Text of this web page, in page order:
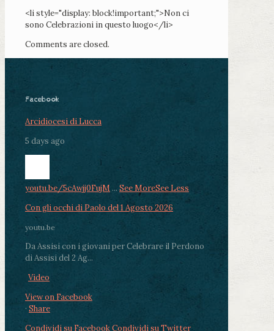
<li style="display: block!important;">Non ci
sono Celebrazioni in questo luogo</li>
Comments are closed.
Facebook
Arcidiocesi di Lucca
5 days ago
youtu.be/5cAwjj0FujM ... See MoreSee Less
Con gli occhi di Paolo del 1 Agosto 2026
youtu.be
Da Assisi con i giovani per Celebrare il Perdono
di Assisi del 2 Ag...
Video
View on Facebook
· Share
Condividi su FacebookCondividi su Twitter